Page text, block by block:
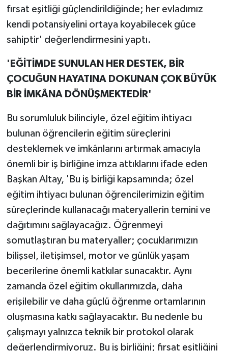
fırsat eşitliği güçlendirildiğinde; her evladımız
kendi potansiyelini ortaya koyabilecek güce
sahiptir' değerlendirmesini yaptı.
'EĞİTİMDE SUNULAN HER DESTEK, BİR
ÇOCUĞUN HAYATINA DOKUNAN ÇOK BÜYÜK
BİR İMKÂNA DÖNÜŞMEKTEDİR'
Bu sorumluluk bilinciyle, özel eğitim ihtiyacı
bulunan öğrencilerin eğitim süreçlerini
desteklemek ve imkânlarını artırmak amacıyla
önemli bir iş birliğine imza attıklarını ifade eden
Başkan Altay, 'Bu iş birliği kapsamında; özel
eğitim ihtiyacı bulunan öğrencilerimizin eğitim
süreçlerinde kullanacağı materyallerin temini ve
dağıtımını sağlayacağız. Öğrenmeyi
somutlaştıran bu materyaller; çocuklarımızın
bilişsel, iletişimsel, motor ve günlük yaşam
becerilerine önemli katkılar sunacaktır. Aynı
zamanda özel eğitim okullarımızda, daha
erişilebilir ve daha güçlü öğrenme ortamlarının
oluşmasına katkı sağlayacaktır. Bu nedenle bu
çalışmayı yalnızca teknik bir protokol olarak
değerlendirmiyoruz. Bu iş birliğini; fırsat eşitliğini